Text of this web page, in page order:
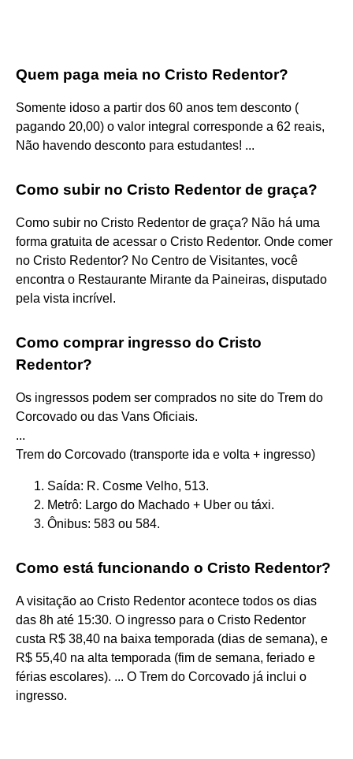
Quem paga meia no Cristo Redentor?
Somente idoso a partir dos 60 anos tem desconto (
pagando 20,00) o valor integral corresponde a 62 reais,
Não havendo desconto para estudantes! ...
Como subir no Cristo Redentor de graça?
Como subir no Cristo Redentor de graça? Não há uma
forma gratuita de acessar o Cristo Redentor. Onde comer
no Cristo Redentor? No Centro de Visitantes, você
encontra o Restaurante Mirante da Paineiras, disputado
pela vista incrível.
Como comprar ingresso do Cristo
Redentor?
Os ingressos podem ser comprados no site do Trem do
Corcovado ou das Vans Oficiais.
...
Trem do Corcovado (transporte ida e volta + ingresso)
Saída: R. Cosme Velho, 513.
Metrô: Largo do Machado + Uber ou táxi.
Ônibus: 583 ou 584.
Como está funcionando o Cristo Redentor?
A visitação ao Cristo Redentor acontece todos os dias
das 8h até 15:30. O ingresso para o Cristo Redentor
custa R$ 38,40 na baixa temporada (dias de semana), e
R$ 55,40 na alta temporada (fim de semana, feriado e
férias escolares). ... O Trem do Corcovado já inclui o
ingresso.